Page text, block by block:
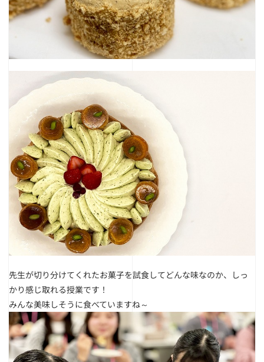
先生が切り分けてくれたお菓子を試食してどんな味なのか、しっ
かり感じ取れる授業です！
みんな美味しそうに食べていますね～